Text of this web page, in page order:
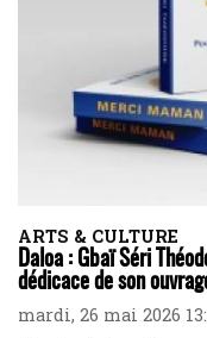
ARTS & CULTURE
Daloa : Gbaï Séri
dédicace de son
mardi, 26 mai 2026